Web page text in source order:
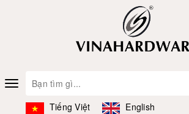
Toggle
navigation
Tiếng Việt English